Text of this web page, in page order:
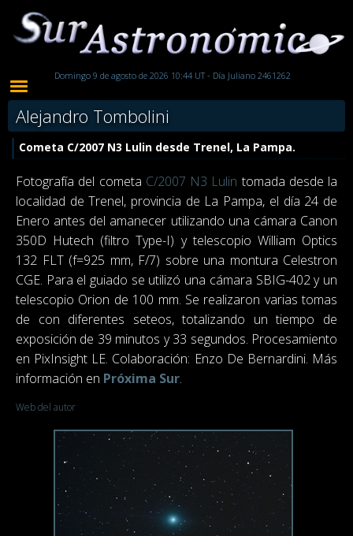
Domingo 9 de agosto de 2026 10:44 UT - Día Juliano 2461262
Alejandro Tombolini
Cometa C/2007 N3 Lulin desde Trenel, La Pampa.
Fotografía del cometa C/2007 N3 Lulin tomada desde la
localidad de Trenel, provincia de La Pampa, el día 24 de
Enero antes del amanecer utilizando una cámara Canon
350D Hutech (filtro Type-I) y telescopio William Optics
132 FLT (f=925 mm, F/7) sobre una montura Celestron
CGE. Para el guiado se utilizó una cámara SBIG-402 y un
telescopio Orion de 100 mm. Se realizaron varias tomas
de con diferentes seteos, totalizando un tiempo de
exposición de 39 minutos y 33 segundos. Procesamiento
en PixInsight LE. Colaboración: Enzo De Bernardini. Más
información en Próxima Sur.
Web del autor